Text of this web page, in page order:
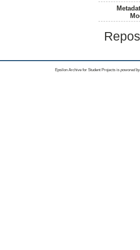
Epsilon Archive for Student Projects is powored by